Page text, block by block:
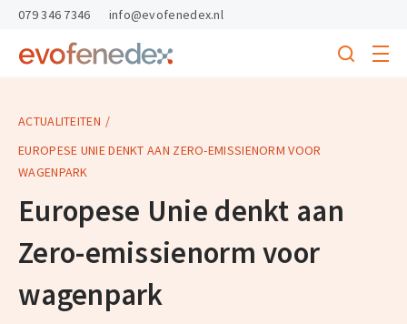
skipToContent
skipToFooter
Return
homepage
Search
menu
079 346 7346 info@evofenedex.nl
ACTUALITEITEN
EUROPESE UNIE DENKT AAN ZERO-EMISSIENORM VOOR
WAGENPARK
Europese Unie denkt aan
Zero-emissienorm voor
wagenpark